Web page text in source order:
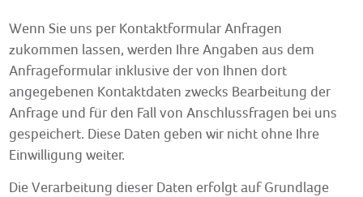
Wenn Sie uns per Kontaktformular Anfragen
zukommen lassen, werden Ihre Angaben aus dem
Anfrageformular inklusive der von Ihnen dort
angegebenen Kontaktdaten zwecks Bearbeitung der
Anfrage und für den Fall von Anschlussfragen bei uns
gespeichert. Diese Daten geben wir nicht ohne Ihre
Einwilligung weiter.
Die Verarbeitung dieser Daten erfolgt auf Grundlage